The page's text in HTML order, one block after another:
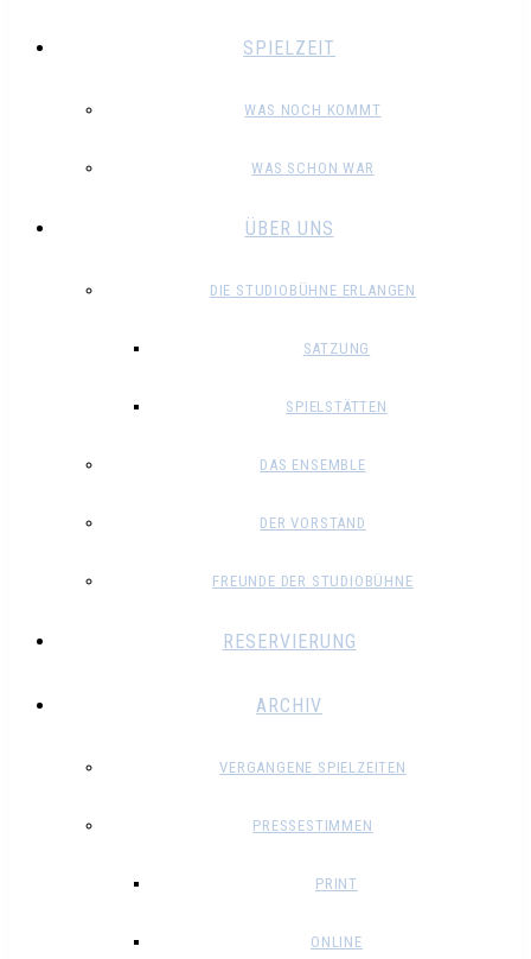
SPIELZEIT
WAS NOCH KOMMT
WAS SCHON WAR
ÜBER UNS
DIE STUDIOBÜHNE ERLANGEN
SATZUNG
SPIELSTÄTTEN
DAS ENSEMBLE
DER VORSTAND
FREUNDE DER STUDIOBÜHNE
RESERVIERUNG
ARCHIV
VERGANGENE SPIELZEITEN
PRESSESTIMMEN
PRINT
ONLINE